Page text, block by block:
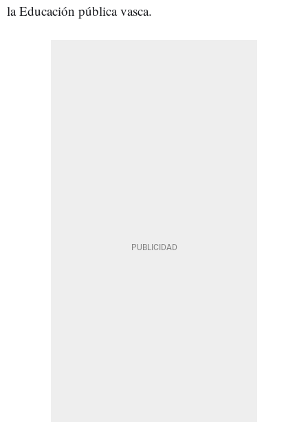
la Educación pública vasca.